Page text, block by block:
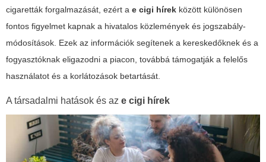
cigaretták forgalmazását, ezért a e cigi hírek között különösen
fontos figyelmet kapnak a hivatalos közlemények és jogszabály-
módosítások. Ezek az információk segítenek a kereskedőknek és a
fogyasztóknak eligazodni a piacon, továbbá támogatják a felelős
használatot és a korlátozások betartását.
A társadalmi hatások és az e cigi hírek